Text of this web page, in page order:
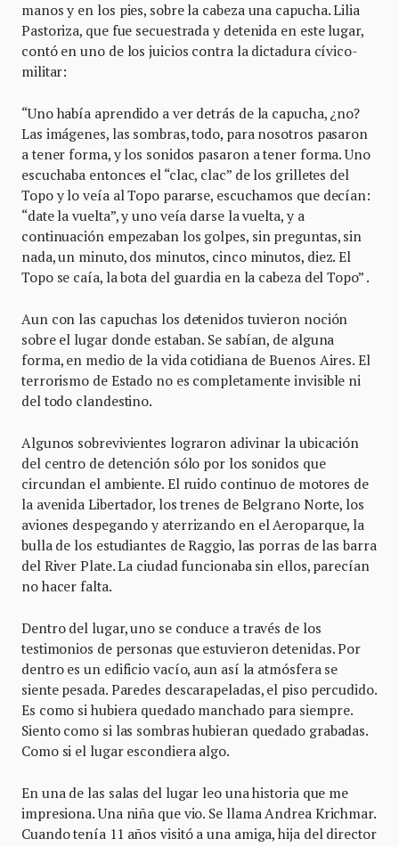
manos y en los pies, sobre la cabeza una capucha. Lilia
Pastoriza, que fue secuestrada y detenida en este lugar,
contó en uno de los juicios contra la dictadura cívico-
militar:
“Uno había aprendido a ver detrás de la capucha, ¿no?
Las imágenes, las sombras, todo, para nosotros pasaron
a tener forma, y los sonidos pasaron a tener forma. Uno
escuchaba entonces el “clac, clac” de los grilletes del
Topo y lo veía al Topo pararse, escuchamos que decían:
“date la vuelta”, y uno veía darse la vuelta, y a
continuación empezaban los golpes, sin preguntas, sin
nada, un minuto, dos minutos, cinco minutos, diez. El
Topo se caía, la bota del guardia en la cabeza del Topo” .
Aun con las capuchas los detenidos tuvieron noción
sobre el lugar donde estaban. Se sabían, de alguna
forma, en medio de la vida cotidiana de Buenos Aires. El
terrorismo de Estado no es completamente invisible ni
del todo clandestino.
Algunos sobrevivientes lograron adivinar la ubicación
del centro de detención sólo por los sonidos que
circundan el ambiente. El ruido continuo de motores de
la avenida Libertador, los trenes de Belgrano Norte, los
aviones despegando y aterrizando en el Aeroparque, la
bulla de los estudiantes de Raggio, las porras de las barra
del River Plate. La ciudad funcionaba sin ellos, parecían
no hacer falta.
Dentro del lugar, uno se conduce a través de los
testimonios de personas que estuvieron detenidas. Por
dentro es un edificio vacío, aun así la atmósfera se
siente pesada. Paredes descarapeladas, el piso percudido.
Es como si hubiera quedado manchado para siempre.
Siento como si las sombras hubieran quedado grabadas.
Como si el lugar escondiera algo.
En una de las salas del lugar leo una historia que me
impresiona. Una niña que vio. Se llama Andrea Krichmar.
Cuando tenía 11 años visitó a una amiga, hija del director